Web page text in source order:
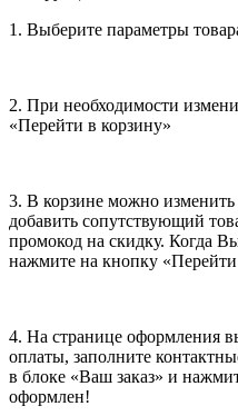
1. Выберите параметры
2. При необходимости
«Перейти в корзину»
3. В корзине можно изменить
добавить сопутствующий
промокод на скидку. Когда
нажмите на кнопку
4. На странице оформления
оплаты, заполните
в блоке «Ваш заказ» и
оформлен!